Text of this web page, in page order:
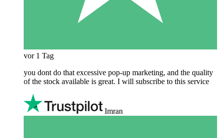
vor 1 Tag
you dont do that excessive pop-up marketing, and the quality
of the stock available is great. I will subscribe to this service
Imran